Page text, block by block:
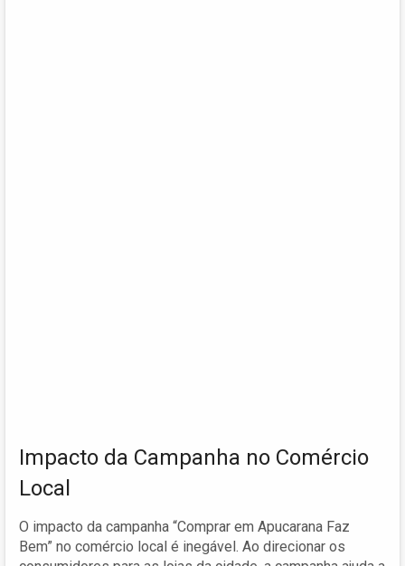
Impacto da Campanha no Comércio
Local
O impacto da campanha “Comprar em Apucarana Faz
Bem” no comércio local é inegável. Ao direcionar os